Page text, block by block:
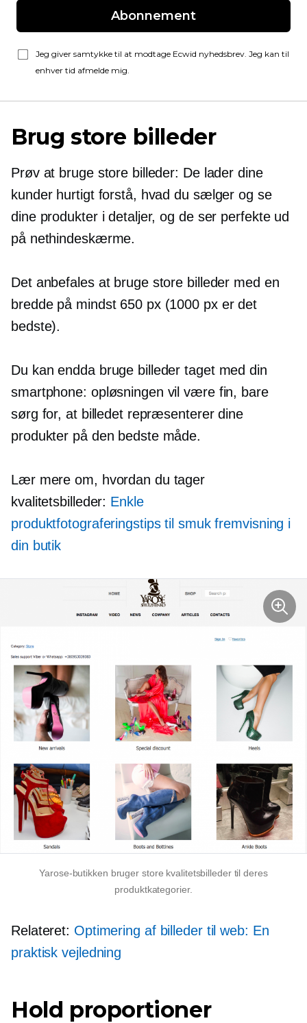
Abonnement
Jeg giver samtykke til at modtage Ecwid nyhedsbrev. Jeg kan til
enhver tid afmelde mig.
Brug store billeder
Prøv at bruge store billeder: De lader dine
kunder hurtigt forstå, hvad du sælger og se
dine produkter i detaljer, og de ser perfekte ud
på nethindeskærme.
Det anbefales at bruge store billeder med en
bredde på mindst 650 px (1000 px er det
bedste).
Du kan endda bruge billeder taget med din
smartphone: opløsningen vil være fin, bare
sørg for, at billedet repræsenterer dine
produkter på den bedste måde.
Lær mere om, hvordan du tager
kvalitetsbilleder: Enkle
produktfotograferingstips til smuk fremvisning i
din butik
Yarose-butikken bruger store kvalitetsbilleder til deres
produktkategorier.
Relateret: Optimering af billeder til web: En
praktisk vejledning
Hold proportioner